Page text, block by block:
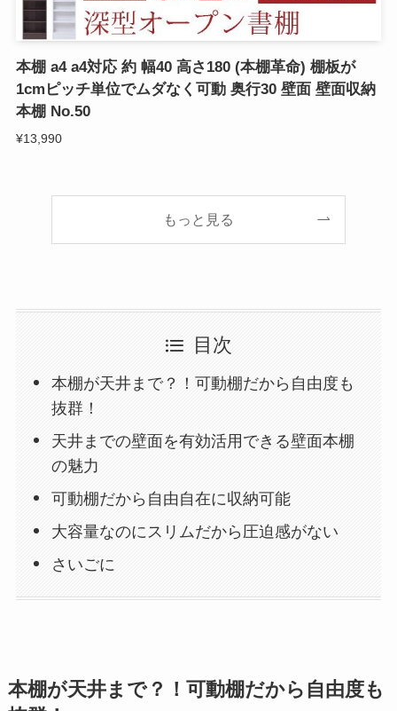
本棚 a4 a4対応 約 幅40 高さ180 (本棚革命) 棚板が
1cmピッチ単位でムダなく可動 奥行30 壁面 壁面収納
本棚 No.50
¥13,990
もっと見る
目次
本棚が天井まで？！可動棚だから自由度も
抜群！
天井までの壁面を有効活用できる壁面本棚
の魅力
可動棚だから自由自在に収納可能
大容量なのにスリムだから圧迫感がない
さいごに
本棚が天井まで？！可動棚だから自由度も